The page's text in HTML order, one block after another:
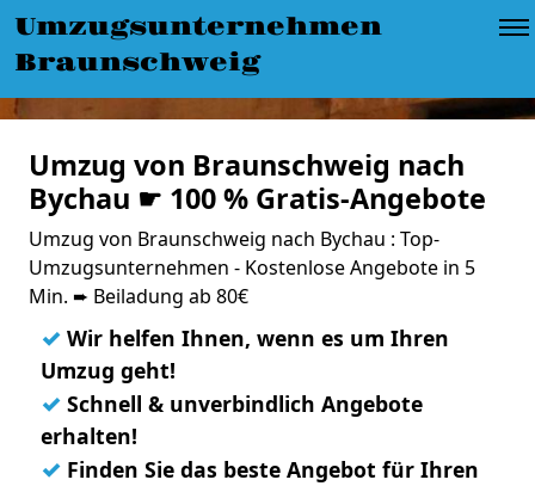
Umzugsunternehmen
Braunschweig
Umzug von Braunschweig nach
Bychau ☛ 100 % Gratis-Angebote
Umzug von Braunschweig nach Bychau : Top-
Umzugsunternehmen - Kostenlose Angebote in 5
Min. ➨ Beiladung ab 80€
✓ Wir helfen Ihnen, wenn es um Ihren
Umzug geht!
✓ Schnell & unverbindlich Angebote
erhalten!
✓ Finden Sie das beste Angebot für Ihren